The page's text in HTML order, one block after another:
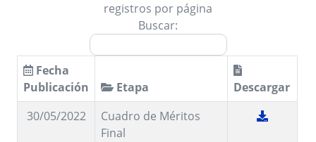
registros por página
Buscar:
Fecha
Publicación
Etapa
Descargar
30/05/2022
Cuadro de Méritos
Final